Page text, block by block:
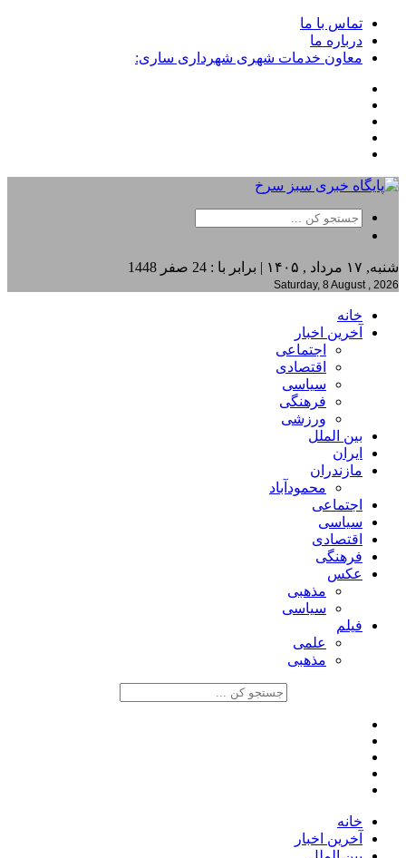
تماس با ما
درباره ما
معاون خدمات شهری شهرداری ساری:
شنبه, ۱۷ مرداد , ۱۴۰۵ | برابر با : 24 صفر 1448
Saturday, 8 August , 2026
خانه
آخرین اخبار
اجتماعی
اقتصادی
سیاسی
فرهنگی
ورزشی
بین الملل
ایران
مازندران
محمودآباد
اجتماعی
سیاسی
اقتصادی
فرهنگی
عکس
مذهبی
سیاسی
فیلم
علمی
مذهبی
خانه
آخرین اخبار